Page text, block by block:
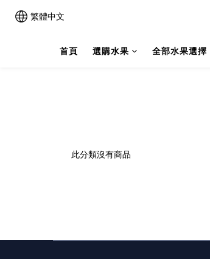
繁體中文
首頁 選購水果 全部水果選擇
此分類沒有商品